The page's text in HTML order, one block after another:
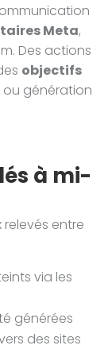
Meta,
Des actions
objectifs
ou génération
à mi-
entre
via les
générées
des sites